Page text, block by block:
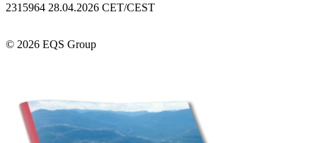
2315964 28.04.2026 CET/CEST
© 2026 EQS Group